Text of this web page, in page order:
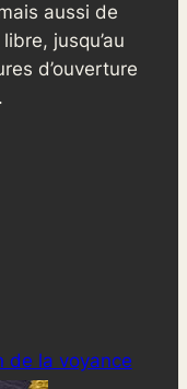
aussi de
jusqu’au
d’ouverture
de la voyance